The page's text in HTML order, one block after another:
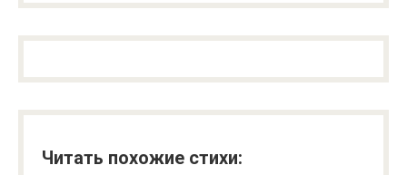
Читать похожие стихи: